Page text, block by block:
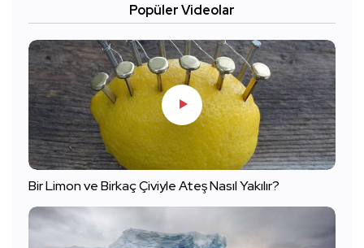
Popüler Videolar
Bir Limon ve Birkaç Çiviyle Ateş Nasıl Yakılır?